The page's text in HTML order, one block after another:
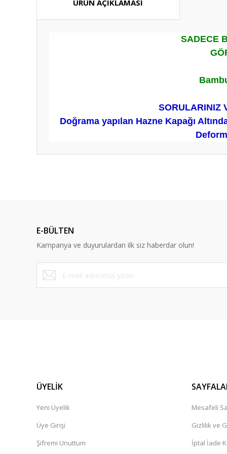
ÜRÜN AÇIKLAMASI
SADECE
SORULARINIZ
Doğrama yapılan Hazne Kapağı
Ürün bilgilerinde hatalar bulunuyor.
Ürün fiyatı diğer sitelerden daha pahalı.
Bu ürüne benzer farklı alternatifler olmalı.
E-BÜLTEN
Kampanya ve duyurulardan ilk siz haberdar olun!
ÜYELİK
Yeni Üyelik
Üye Girişi
Şifremi Unuttum
Mesafeli
Gizlilik ve
İptal İade